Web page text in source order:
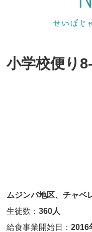
小学校便り
ムジンバ地区、チャベ
生徒数：360人
給食事業開始日：2016